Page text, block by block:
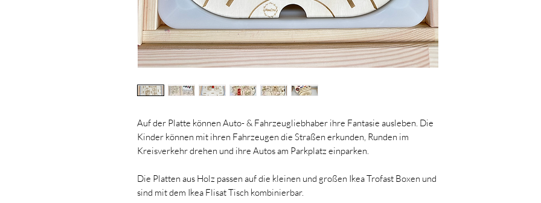
Auf der Platte können Auto- & Fahrzeugliebhaber ihre Fantasie ausleben. Die
Kinder können mit ihren Fahrzeugen die Straßen erkunden, Runden im
Kreisverkehr drehen und ihre Autos am Parkplatz einparken.
Die Platten aus Holz passen auf die kleinen und großen Ikea Trofast Boxen und
sind mit dem Ikea Flisat Tisch kombinierbar.